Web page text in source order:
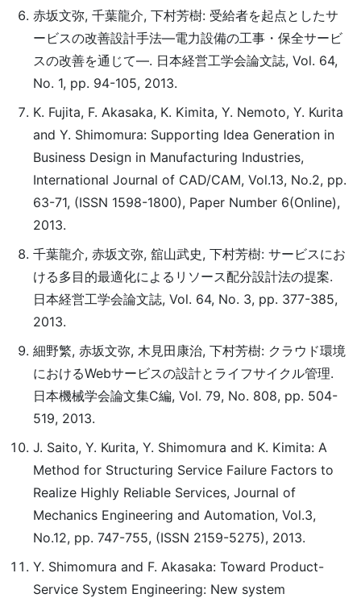
赤坂文弥, 千葉龍介, 下村芳樹: 受給者を起点としたサ
ービスの改善設計手法―電力設備の工事・保全サービ
スの改善を通じて―. 日本経営工学会論文誌, Vol. 64,
No. 1, pp. 94-105, 2013.
K. Fujita, F. Akasaka, K. Kimita, Y. Nemoto, Y. Kurita
and Y. Shimomura: Supporting Idea Generation in
Business Design in Manufacturing Industries,
International Journal of CAD/CAM, Vol.13, No.2, pp.
63-71, (ISSN 1598-1800), Paper Number 6(Online),
2013.
千葉龍介, 赤坂文弥, 舘山武史, 下村芳樹: サービスにお
ける多目的最適化によるリソース配分設計法の提案.
日本経営工学会論文誌, Vol. 64, No. 3, pp. 377-385,
2013.
細野繁, 赤坂文弥, 木見田康治, 下村芳樹: クラウド環境
におけるWebサービスの設計とライフサイクル管理.
日本機械学会論文集C編, Vol. 79, No. 808, pp. 504-
519, 2013.
J. Saito, Y. Kurita, Y. Shimomura and K. Kimita: A
Method for Structuring Service Failure Factors to
Realize Highly Reliable Services, Journal of
Mechanics Engineering and Automation, Vol.3,
No.12, pp. 747-755, (ISSN 2159-5275), 2013.
Y. Shimomura and F. Akasaka: Toward Product-
Service System Engineering: New system